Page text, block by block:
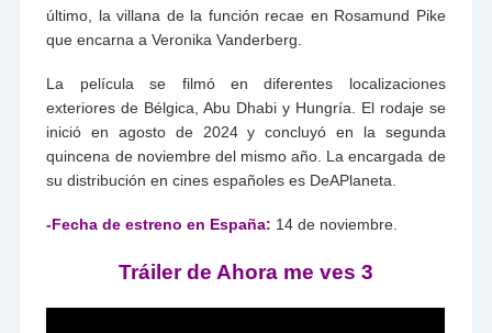
último, la villana de la función recae en Rosamund Pike
que encarna a Veronika Vanderberg.
La película se filmó en diferentes localizaciones
exteriores de Bélgica, Abu Dhabi y Hungría. El rodaje se
inició en agosto de 2024 y concluyó en la segunda
quincena de noviembre del mismo año. La encargada de
su distribución en cines españoles es DeAPlaneta.
-Fecha de estreno en España: 14 de noviembre.
Tráiler de Ahora me ves 3